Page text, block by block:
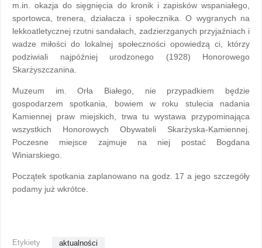
m.in. okazja do sięgnięcia do kronik i zapisków wspaniałego,
sportowca, trenera, działacza i społecznika. O wygranych na
lekkoatletycznej rzutni sandałach, zadzierzganych przyjaźniach i
wadze miłości do lokalnej społeczności opowiedzą ci, którzy
podziwiali najpóźniej urodzonego (1928) Honorowego
Skarżyszczanina.
Muzeum im. Orła Białego, nie przypadkiem będzie
gospodarzem spotkania, bowiem w roku stulecia nadania
Kamiennej praw miejskich, trwa tu wystawa przypominająca
wszystkich Honorowych Obywateli Skarżyska-Kamiennej.
Poczesne miejsce zajmuje na niej postać Bogdana
Winiarskiego.
Początek spotkania zaplanowano na godz. 17 a jego szczegóły
podamy już wkrótce.
Etykiety aktualności